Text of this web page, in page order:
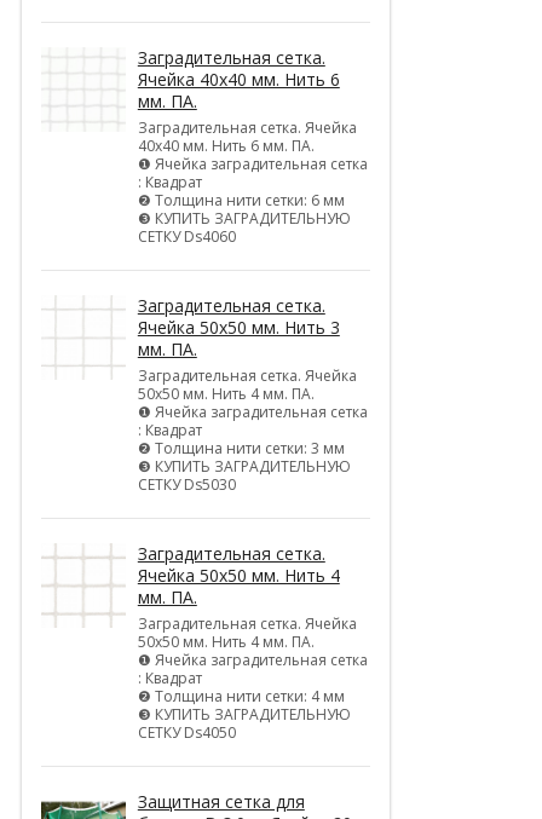
Заградительная сетка.
Ячейка 40х40 мм. Нить 6
мм. ПА.
Заградительная сетка. Ячейка
40х40 мм. Нить 6 мм. ПА.
❶ Ячейка заградительная сетка
: Квадрат
❷ Толщина нити сетки: 6 мм
❸ КУПИТЬ ЗАГРАДИТЕЛЬНУЮ
СЕТКУ Ds4060
Заградительная сетка.
Ячейка 50х50 мм. Нить 3
мм. ПА.
Заградительная сетка. Ячейка
50х50 мм. Нить 4 мм. ПА.
❶ Ячейка заградительная сетка
: Квадрат
❷ Толщина нити сетки: 3 мм
❸ КУПИТЬ ЗАГРАДИТЕЛЬНУЮ
СЕТКУ Ds5030
Заградительная сетка.
Ячейка 50х50 мм. Нить 4
мм. ПА.
Заградительная сетка. Ячейка
50х50 мм. Нить 4 мм. ПА.
❶ Ячейка заградительная сетка
: Квадрат
❷ Толщина нити сетки: 4 мм
❸ КУПИТЬ ЗАГРАДИТЕЛЬНУЮ
СЕТКУ Ds4050
Защитная сетка для